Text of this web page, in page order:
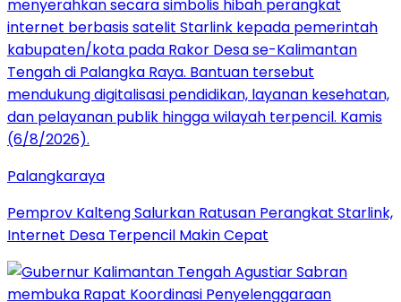
Palangkaraya
Pemprov Kalteng Salurkan Ratusan Perangkat Starlink,
Internet Desa Terpencil Makin Cepat